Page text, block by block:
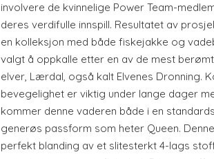
involvere de kvinnelige Power Team-
deres verdifulle innspill. Resultatet av
en kolleksjon med både fiskejakke og
valgt å oppkalle etter en av de mest
elver, Lærdal, også kalt Elvenes Dronning.
bevegelighet er viktig under lange dager
kommer denne vaderen både i en
generøs passform som heter Queen.
perfekt blanding av et slitesterkt 4-lags